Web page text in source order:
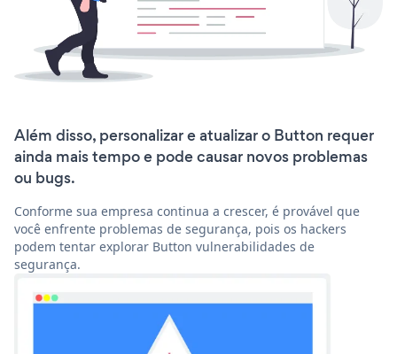
Além disso, personalizar e atualizar o Button requer
ainda mais tempo e pode causar novos problemas
ou bugs.
Conforme sua empresa continua a crescer, é provável que
você enfrente problemas de segurança, pois os hackers
podem tentar explorar Button vulnerabilidades de
segurança.